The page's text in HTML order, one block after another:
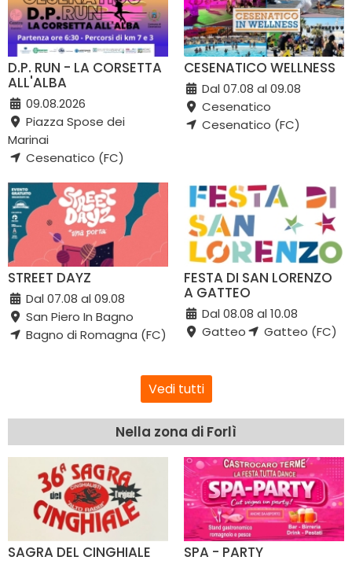
D.P. RUN - LA CORSETTA
ALL'ALBA
09.08.2026
Piazza Spose dei
Marinai
Cesenatico (FC)
CESENATICO WELLNESS
Dal 07.08 al 09.08
Cesenatico
Cesenatico (FC)
STREET DAYZ
Dal 07.08 al 09.08
San Piero In Bagno
Bagno di Romagna (FC)
FESTA DI SAN LORENZO
A GATTEO
Dal 08.08 al 10.08
Gatteo
Gatteo (FC)
Vedi tutti
Nella zona di Forlì
SAGRA DEL CINGHIALE SPA - PARTY